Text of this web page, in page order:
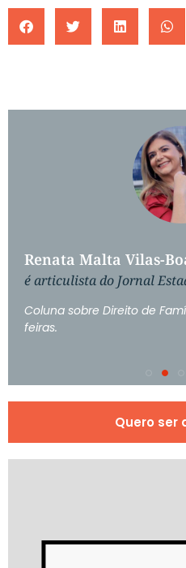
Coluna sobre Direito de
feiras.
Renata Malta Vilas-
é articulista do Jornal
Quero ser